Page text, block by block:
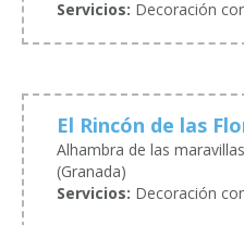
Servicios: Decoración
El Rincón de las
Alhambra de las
(Granada)
Servicios: Decoración